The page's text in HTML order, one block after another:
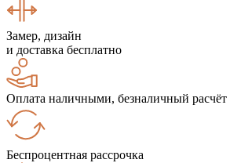
Замер, дизайн
и доставка бесплатно
Оплата наличными, безналичный расчёт
Беспроцентная рассрочка